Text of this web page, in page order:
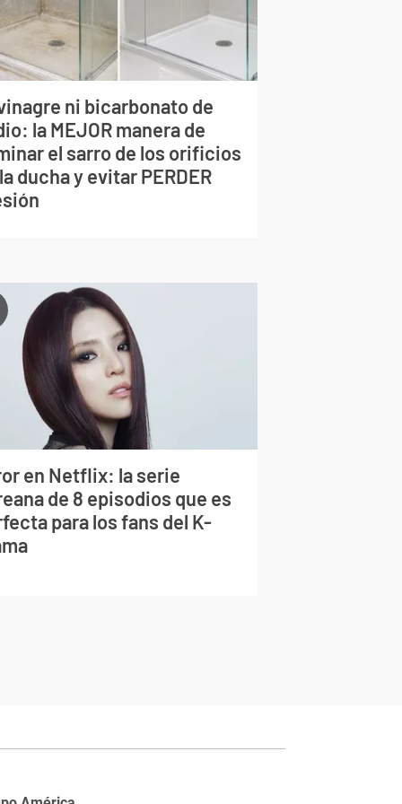
ni bicarbonato de
la MEJOR manera de
el sarro de los orificios
ducha y evitar PERDER
en Netflix: la serie
de 8 episodios que es
para los fans del K-